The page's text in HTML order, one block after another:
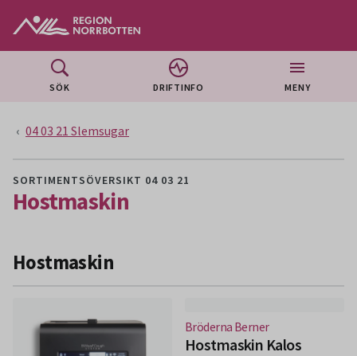
SÖK DRIFTINFO MENY
04 03 21 Slemsugar
SORTIMENTSÖVERSIKT 04 03 21
Hostmaskin
Hostmaskin
Bröderna Berner
Hostmaskin Kalos
(Nytt fönster)